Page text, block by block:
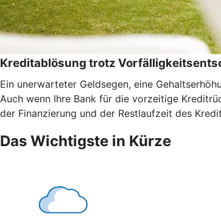
Kreditablösung trotz
Ein unerwarteter Geldsegen, eine
Auch wenn Ihre Bank für die vorzeitige
der Finanzierung und der Restlaufzeit des
Das Wichtigste in Kürze